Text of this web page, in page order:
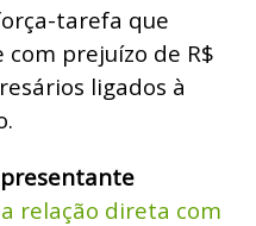
tarefa que
prejuízo de R$
ligados à
relação direta com